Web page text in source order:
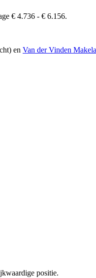
€ 4.736 - € 6.156.
en Van der Vinden
positie.